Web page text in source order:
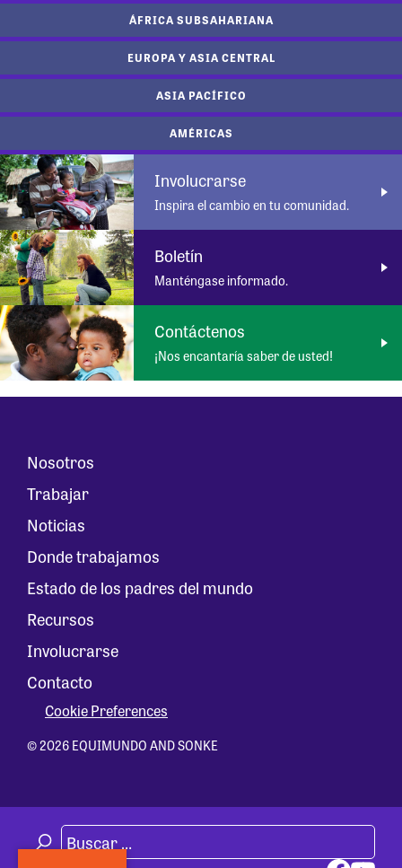
ÁFRICA SUBSAHARIANA
EUROPA Y ASIA CENTRAL
ASIA PACÍFICO
AMÉRICAS
Involucrarse
Inspira el cambio en tu comunidad.
Boletín
Manténgase informado.
Contáctenos
¡Nos encantaría saber de usted!
Nosotros
Trabajar
Noticias
Donde trabajamos
Estado de los padres del mundo
Recursos
Involucrarse
Contacto
Cookie Preferences
© 2026 EQUIMUNDO AND SONKE